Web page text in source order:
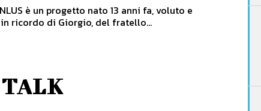
è un progetto nato 13 anni fa, voluto e
ricordo di Giorgio, del fratello...